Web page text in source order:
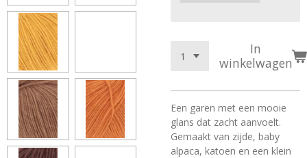
In
winkelwagen
Een garen met een mooie
glans dat zacht aanvoelt.
Gemaakt van zijde, baby
alpaca, katoen en een klein